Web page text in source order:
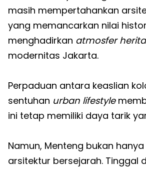
masih mempertahankan
yang memancarkan nilai
menghadirkan atmosfer
modernitas Jakarta.
Perpaduan antara keaslian
sentuhan urban lifestyle
ini tetap memiliki daya tarik
Namun, Menteng bukan
arsitektur bersejarah. Tinggal